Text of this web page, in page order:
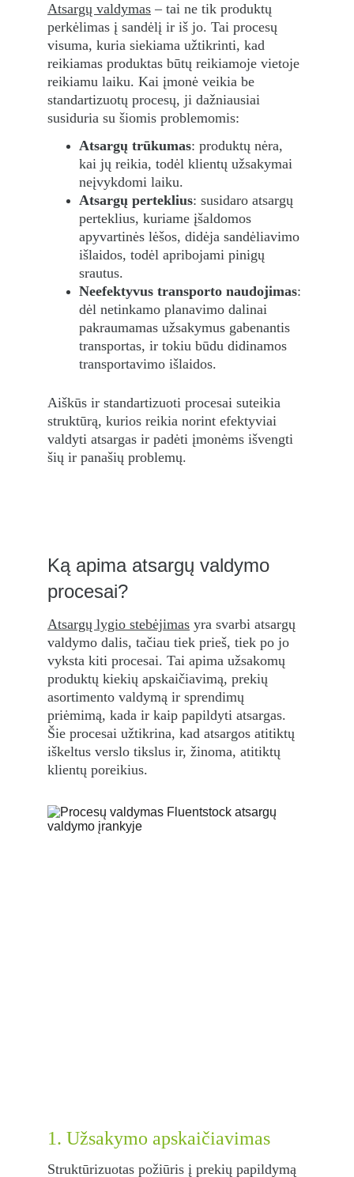
Atsargų valdymas – tai ne tik produktų
perkėlimas į sandėlį ir iš jo. Tai procesų
visuma, kuria siekiama užtikrinti, kad
reikiamas produktas būtų reikiamoje vietoje
reikiamu laiku. Kai įmonė veikia be
standartizuotų procesų, ji dažniausiai
susiduria su šiomis problemomis:
Atsargų trūkumas: produktų nėra,
kai jų reikia, todėl klientų užsakymai
neįvykdomi laiku.
Atsargų perteklius: susidaro atsargų
perteklius, kuriame įšaldomos
apyvartinės lėšos, didėja sandėliavimo
išlaidos, todėl apribojami pinigų
srautus.
Neefektyvus transporto naudojimas:
dėl netinkamo planavimo dalinai
pakraumamas užsakymus gabenantis
transportas, ir tokiu būdu didinamos
transportavimo išlaidos.
Aiškūs ir standartizuoti procesai suteikia
struktūrą, kurios reikia norint efektyviai
valdyti atsargas ir padėti įmonėms išvengti
šių ir panašių problemų.
Ką apima atsargų valdymo
procesai?
Atsargų lygio stebėjimas yra svarbi atsargų
valdymo dalis, tačiau tiek prieš, tiek po jo
vyksta kiti procesai. Tai apima užsakomų
produktų kiekių apskaičiavimą, prekių
asortimento valdymą ir sprendimų
priėmimą, kada ir kaip papildyti atsargas.
Šie procesai užtikrina, kad atsargos atitiktų
iškeltus verslo tikslus ir, žinoma, atitiktų
klientų poreikius.
1. Užsakymo apskaičiavimas
Struktūrizuotas požiūris į prekių papildymą